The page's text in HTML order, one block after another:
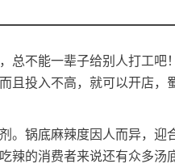
不能一辈子给别人打工吧
且投入不高，就可以开店，
锅底麻辣度因人而异，迎
辣的消费者来说还有众多汤